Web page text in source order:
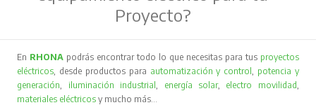
Proyecto?
En RHONA podrás encontrar todo lo que necesitas para tus proyectos
eléctricos , desde productos para automatización y control
potencia y
generación
iluminación industrial energía solar, electro movilidad
materiales eléctricos y mucho más…